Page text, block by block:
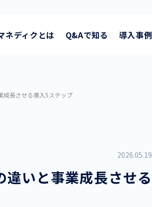
ネディクとは Q&Aで知る 導入事例
成長させる導入5ステップ
2026.05.19
いと事業成長させる